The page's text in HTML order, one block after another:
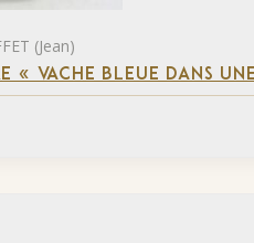
(Jean)
« VACHE BLEUE DANS